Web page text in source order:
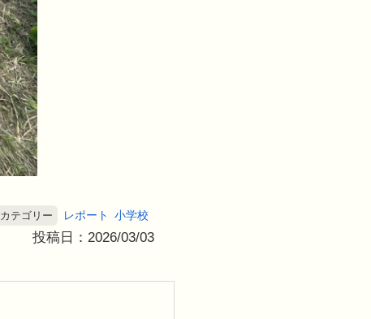
カテゴリー レポート 小学校
投稿日：2026/03/03